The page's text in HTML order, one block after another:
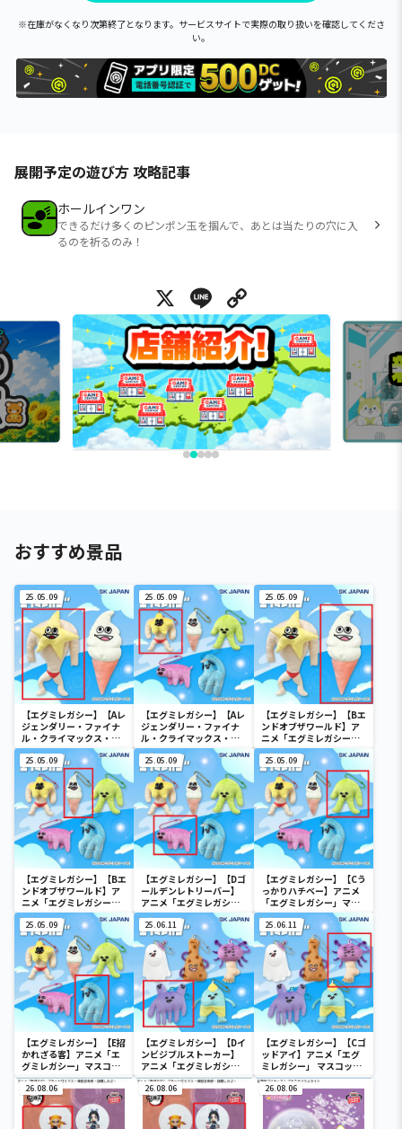
※在庫がなくなり次第終了となります。サービスサイトで実際の取り扱いを確認してくださ
い。
展開予定の遊び方 攻略記事
ホールインワン
できるだけ多くのピンポン玉を掴んで、あとは当たりの穴に入
るのを祈るのみ！
X Line
おすすめ景品
25.05.09
【エグミレガシー】【Aレ
ジェンダリー・ファイナ
ル・クライマックス・ボ
ム】アニメ「エグミレガ
シー」BIGぬいぐるみ
25.05.09
【エグミレガシー】【Aレ
ジェンダリー・ファイナ
ル・クライマックス・ボ
ム】アニメ「エグミレガ
シー」マスコット1
25.05.09
【エグミレガシー】【Bエ
ンドオブザワールド】ア
ニメ「エグミレガシー」
BIGぬいぐるみ
25.05.09
【エグミレガシー】【Bエ
ンドオブザワールド】ア
ニメ「エグミレガシー」
マスコット1
25.05.09
【エグミレガシー】【Dゴ
ールデンレトリーバー】
アニメ「エグミレガシ
ー」マスコット1
25.05.09
【エグミレガシー】【Cう
っかりハチベー】アニメ
「エグミレガシー」マス
コット1
25.05.09
【エグミレガシー】【E招
かれざる客】アニメ「エ
グミレガシー」マスコッ
ト1
25.06.11
【エグミレガシー】【Dイ
ンビジブルストーカー】
アニメ「エグミレガシ
ー」 マスコット2
25.06.11
【エグミレガシー】【Cゴ
ッドアイ】アニメ「エグ
ミレガシー」 マスコット
2
26.08.06 26.08.06 26.08.06